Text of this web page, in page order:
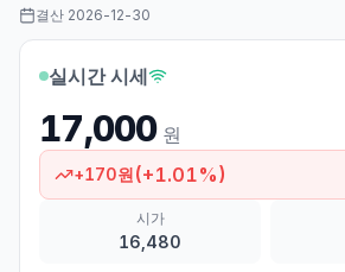
결산 2026-12-30
실시간 시세
17,000 원
+170원(+1.01%)
시가
16,480